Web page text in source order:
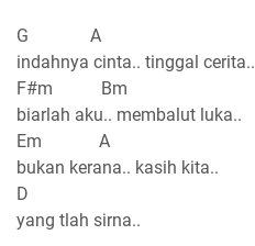
G A
indahnya cinta.. tinggal cerita..
F#m Bm
biarlah aku.. membalut luka..
Em A
bukan kerana.. kasih kita..
D
yang tlah sirna..